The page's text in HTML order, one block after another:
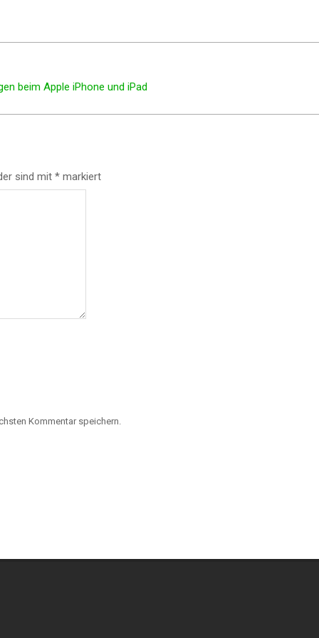
beim Apple iPhone und iPad
sind mit * markiert
Kommentar speichern.